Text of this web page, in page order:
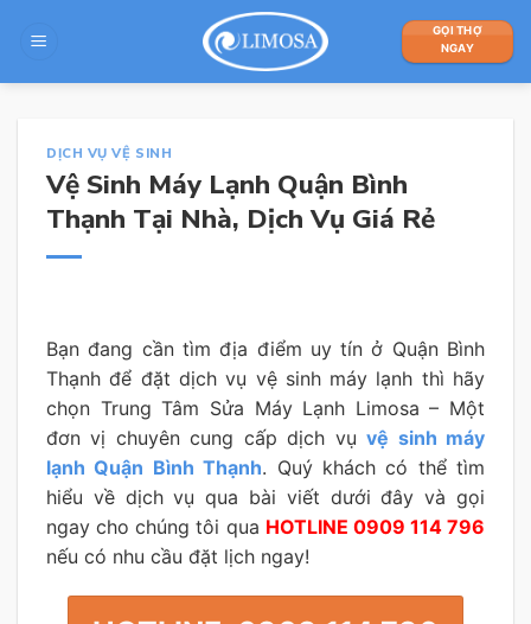
GỌI THỢ
NGAY
DỊCH VỤ VỆ SINH
Vệ Sinh Máy Lạnh Quận Bình
Thạnh Tại Nhà, Dịch Vụ Giá Rẻ
Bạn đang cần tìm địa điểm uy tín ở Quận Bình
Thạnh để đặt dịch vụ vệ sinh máy lạnh thì hãy
chọn Trung Tâm Sửa Máy Lạnh Limosa – Một
đơn vị chuyên cung cấp dịch vụvệ sinh máy
lạnh Quận Bình Thạnh. Quý khách có thể tìm
hiểu về dịch vụ qua bài viết dưới đây và gọi
ngay cho chúng tôi qua HOTLINE 0909 114 796
nếu có nhu cầu đặt lịch ngay!